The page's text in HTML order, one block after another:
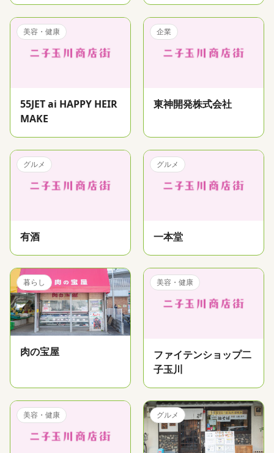
美容・健康
55JET ai HAPPY HEIR
MAKE
企業
東神開発株式会社
グルメ
有酒
グルメ
一本堂
暮らし
肉の宝屋
美容・健康
ファイテンショップ二
子玉川
美容・健康 グルメ